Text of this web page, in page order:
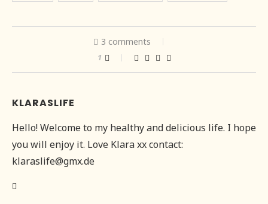
3 comments
1
KLARASLIFE
Hello! Welcome to my healthy and delicious life. I hope
you will enjoy it. Love Klara xx contact:
klaraslife@gmx.de